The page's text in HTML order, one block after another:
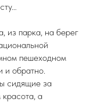
из парка, на берег
пешеходном
и обратно.
сидящие за
а